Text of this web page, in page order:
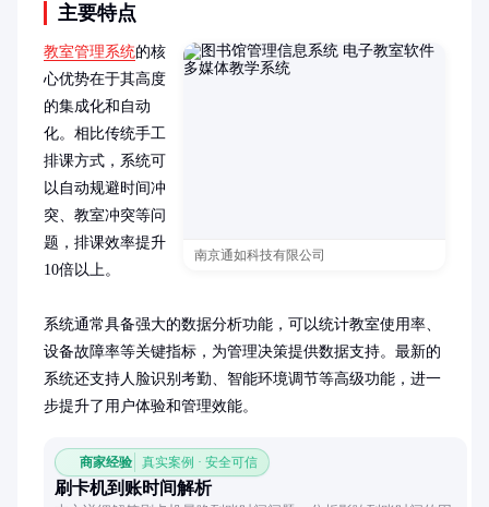
主要特点
南京通如科技有限公司
教室管理系统的核
心优势在于其高度
的集成化和自动
化。相比传统手工
排课方式，系统可
以自动规避时间冲
突、教室冲突等问
题，排课效率提升
10倍以上。
系统通常具备强大的数据分析功能，可以统计教室使用率、
设备故障率等关键指标，为管理决策提供数据支持。最新的
系统还支持人脸识别考勤、智能环境调节等高级功能，进一
步提升了用户体验和管理效能。
商家经验 真实案例 · 安全可信
刷卡机到账时间解析